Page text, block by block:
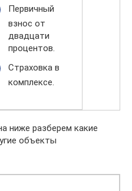
Первичный
взнос от
двадцати
процентов.
Страховка в
комплексе.
ниже разберем какие
объекты